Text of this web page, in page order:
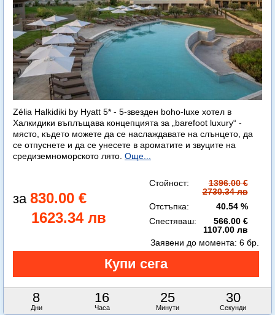
Zélia Halkidiki by Hyatt 5* - 5-звезден boho-luxe хотел в
Халкидики въплъщава концепцията за „barefoot luxury“ -
място, където можете да се наслаждавате на слънцето, да
се отпуснете и да се унесете в ароматите и звуците на
средиземноморското лято. Още...
830.00 €
1623.34 лв
Стойност:
1396.00 €
2730.34 лв
Отстъпка:
40.54 %
Спестяваш:
566.00 €
1107.00 лв
8
Дни
16
Часа
25
Минути
27
Секунди
Заявени до момента: 6 бр.